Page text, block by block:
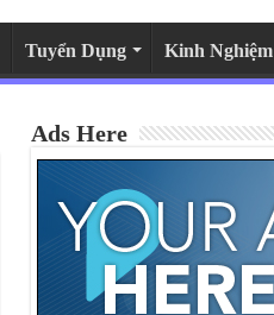
Tuyển Dụng Kinh Nghiệm
Ads Here